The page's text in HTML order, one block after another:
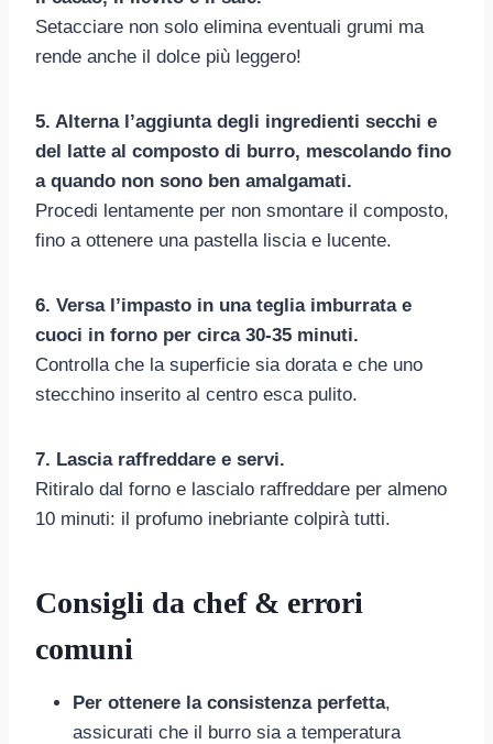
Setacciare non solo elimina eventuali grumi ma
rende anche il dolce più leggero!
5. Alterna l’aggiunta degli ingredienti secchi e
del latte al composto di burro, mescolando fino
a quando non sono ben amalgamati.
Procedi lentamente per non smontare il composto,
fino a ottenere una pastella liscia e lucente.
6. Versa l’impasto in una teglia imburrata e
cuoci in forno per circa 30-35 minuti.
Controlla che la superficie sia dorata e che uno
stecchino inserito al centro esca pulito.
7. Lascia raffreddare e servi.
Ritiralo dal forno e lascialo raffreddare per almeno
10 minuti: il profumo inebriante colpirà tutti.
Consigli da chef & errori
comuni
Per ottenere la consistenza perfetta,
assicurati che il burro sia a temperatura